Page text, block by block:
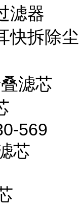
滤器
快拆除尘
滤芯
569
芯